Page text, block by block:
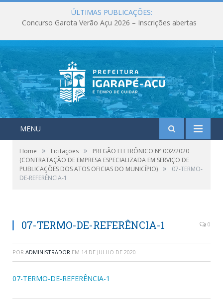
ÚLTIMAS PUBLICAÇÕES:
Concurso Garota Verão Açu 2026 – Inscrições abertas
MENU
Home » Licitações »
PREGÃO ELETRÔNICO Nº 002/2020
(CONTRATAÇÃO DE EMPRESA ESPECIALIZADA EM SERVIÇO DE
PUBLICAÇÕES DOS ATOS OFICIAS DO MUNICÍPIO) »
07-TERMO-
DE-REFERÊNCIA-1
07-TERMO-DE-REFERÊNCIA-1 0
POR ADMINISTRADOR EM 14 DE JULHO DE 2020
07-TERMO-DE-REFERÊNCIA-1